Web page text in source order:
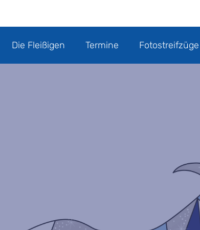
Die Fleißigen Termine Fotostreifzüge